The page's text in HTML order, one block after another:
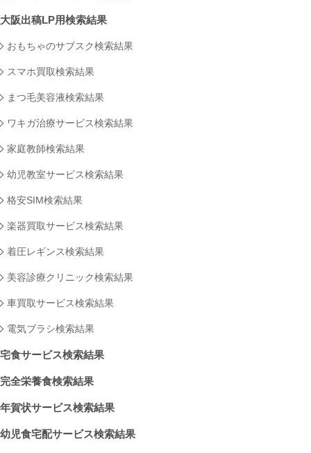
大阪出稿LP用検索結果
おもちゃのサブスク検索結果
スマホ買取検索結果
まつ毛美容液検索結果
ワキガ治療サービス検索結果
家庭教師検索結果
幼児教室サービス検索結果
格安SIM検索結果
楽器買取サービス検索結果
着圧レギンス検索結果
美容診療クリニック検索結果
車買取サービス検索結果
電気ブラシ検索結果
宅食サービス検索結果
完全栄養食検索結果
年賀状サービス検索結果
幼児食宅配サービス検索結果